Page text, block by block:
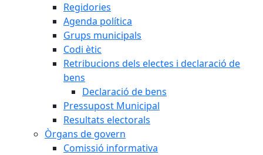
Regidories
Agenda política
Grups municipals
Codi ètic
Retribucions dels electes i declaració de
bens
Declaració de bens
Pressupost Municipal
Resultats electorals
Òrgans de govern
Comissió informativa